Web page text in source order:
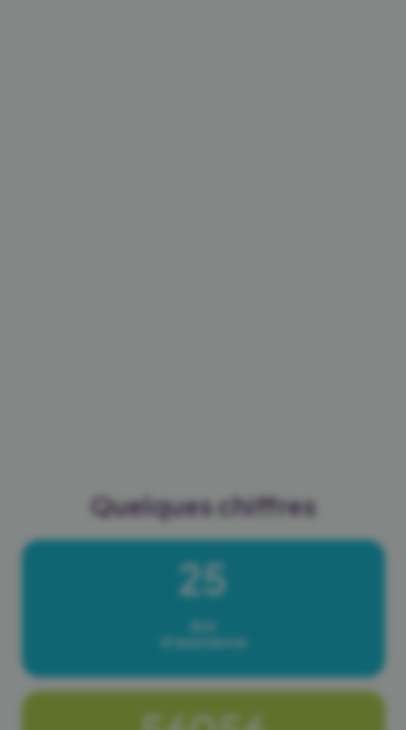
Quelques chiffres
25
Ans
d'existence